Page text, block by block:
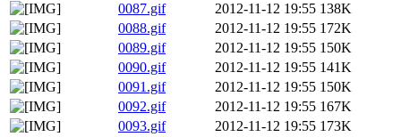
0087.gif
2012-11-12 19:55 138K
0088.gif
2012-11-12 19:55 172K
0089.gif
2012-11-12 19:55 150K
0090.gif
2012-11-12 19:55 141K
0091.gif
2012-11-12 19:55 150K
0092.gif
2012-11-12 19:55 167K
0093.gif
2012-11-12 19:55 173K